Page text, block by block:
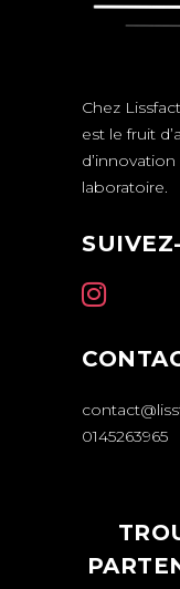
Chez
est le fruit
laboratoire.
0145263965